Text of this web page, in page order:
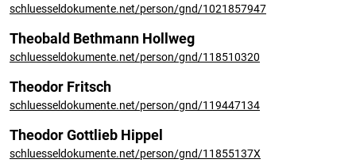
schluesseldokumente.net/person/gnd/1021857947
Theobald Bethmann Hollweg
schluesseldokumente.net/person/gnd/118510320
Theodor Fritsch
schluesseldokumente.net/person/gnd/119447134
Theodor Gottlieb Hippel
schluesseldokumente.net/person/gnd/11855137X